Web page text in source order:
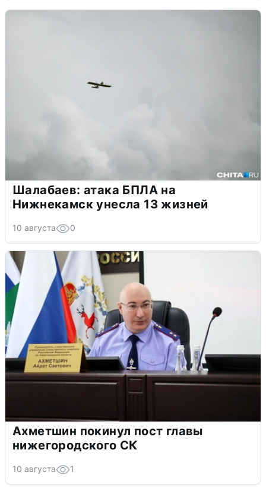
Шалабаев: атака БПЛА на
Нижнекамск унесла 13 жизней
10 августа 0
Ахметшин покинул пост главы
нижегородского СК
10 августа 1